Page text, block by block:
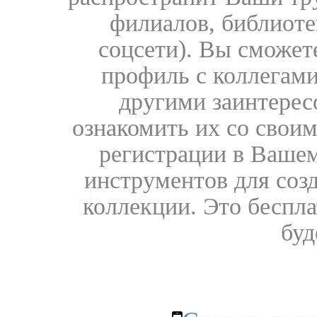
филиалов,
соцсети). Вы
профиль с
другими
ознакомить их со
регистрации в
инструментов для
коллекции. Это